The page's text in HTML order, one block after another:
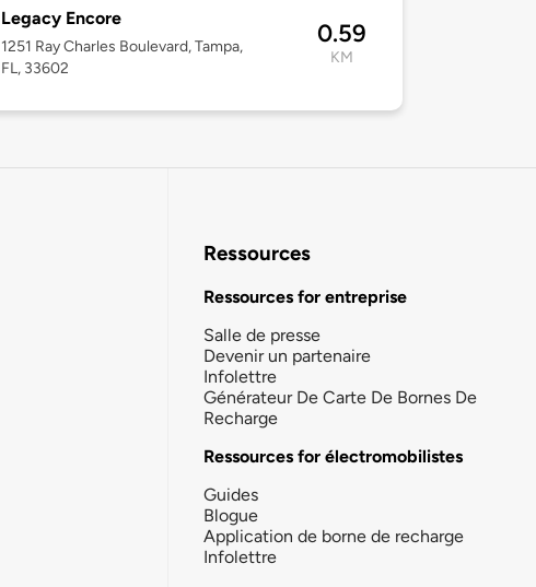
Legacy Encore
1251 Ray Charles Boulevard, Tampa,
FL, 33602
0.59
KM
Ressources
Ressources for entreprise
Salle de presse
Devenir un partenaire
Infolettre
Générateur De Carte De Bornes De
Recharge
Ressources for électromobilistes
Guides
Blogue
Application de borne de recharge
Infolettre